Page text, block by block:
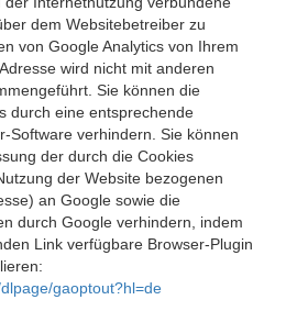
dem Websitebetreiber zu
von Google Analytics von Ihrem
wird nicht mit anderen
Sie können die
durch eine entsprechende
Software verhindern. Sie können
der durch die Cookies
der Website bezogenen
an Google sowie die
durch Google verhindern, indem
Link verfügbare Browser-Plugin
gaoptout?hl=de